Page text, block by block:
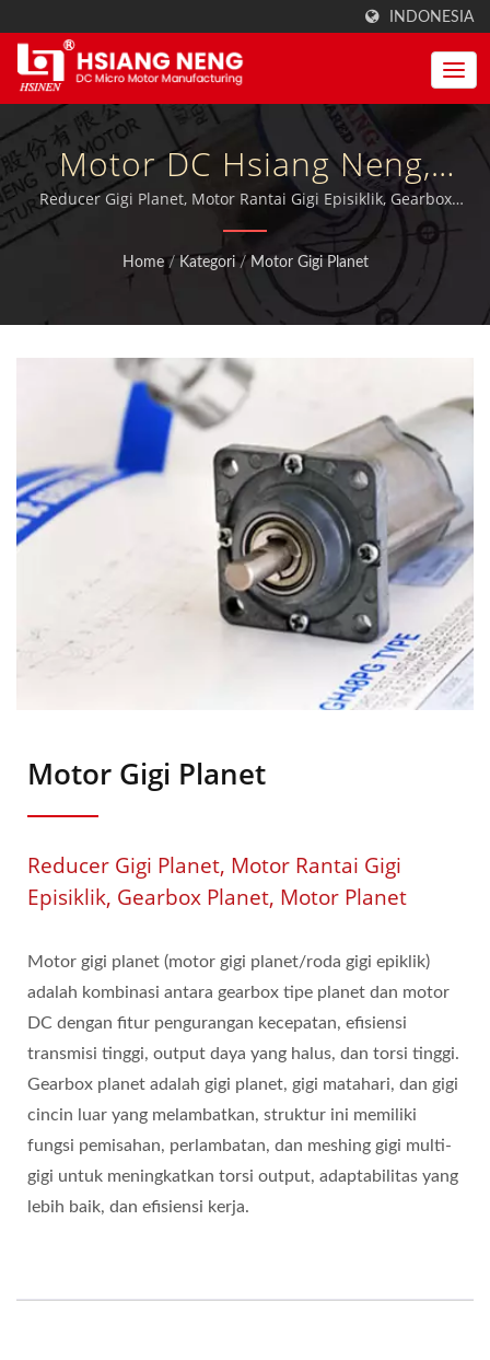
INDONESIA
Motor DC Hsiang Neng,
Produsen Profesional
Motor.| Produsen Motor
Dan Gearbox Torsi Tinggi |
Hsiang Neng
Reducer Gigi Planet, Motor Rantai Gigi Episiklik, Gearbox
Planet, Motor Planet / MIT DC Motors, Motor Gears dan
Gearbox dengan sertifikasi ISO 9001:2015 yang berkualitas,
serta bersertifikat TUV, CE, dan UL.
Home / Kategori / Motor Gigi Planet
Motor Gigi Planet
Reducer Gigi Planet, Motor Rantai Gigi
Episiklik, Gearbox Planet, Motor Planet
Motor gigi planet (motor gigi planet/roda gigi epiklik)
adalah kombinasi antara gearbox tipe planet dan motor
DC dengan fitur pengurangan kecepatan, efisiensi
transmisi tinggi, output daya yang halus, dan torsi tinggi.
Gearbox planet adalah gigi planet, gigi matahari, dan gigi
cincin luar yang melambatkan, struktur ini memiliki
fungsi pemisahan, perlambatan, dan meshing gigi multi-
gigi untuk meningkatkan torsi output, adaptabilitas yang
lebih baik, dan efisiensi kerja.